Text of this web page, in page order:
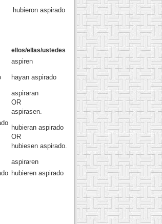
hubieron aspirado
ellos/ellas/ustedes
aspiren
hayan aspirado
aspiraran
OR
aspirasen.
hubieran aspirado
OR
hubiesen aspirado.
aspiraren
hubieren aspirado